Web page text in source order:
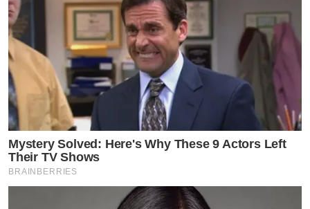
Mystery Solved: Here's Why These 9 Actors Left
Their TV Shows
BRAINBERRIES